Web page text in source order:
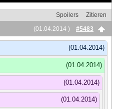
Spoilers
Zitieren
(01.04.2014 )
#5483
(01.04.2014)
(01.04.2014)
(01.04.2014)
(01.04.2014)